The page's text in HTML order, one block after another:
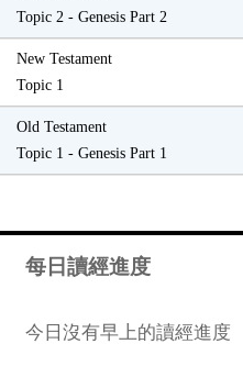
Topic 2 - Genesis Part 2
New Testament
Topic 1
Old Testament
Topic 1 - Genesis Part 1
每日讀經進度
今日沒有早上的讀經進度